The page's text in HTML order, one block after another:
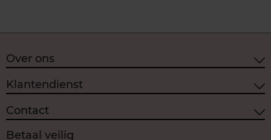
Over ons
Klantendienst
Contact
Betaal veilig